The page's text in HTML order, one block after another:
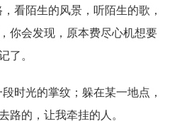
看陌生的风景，听陌生的歌，
你会发现，原本费尽心机想要
了。
时光的掌纹；躲在某一地点，
路的，让我牵挂的人。